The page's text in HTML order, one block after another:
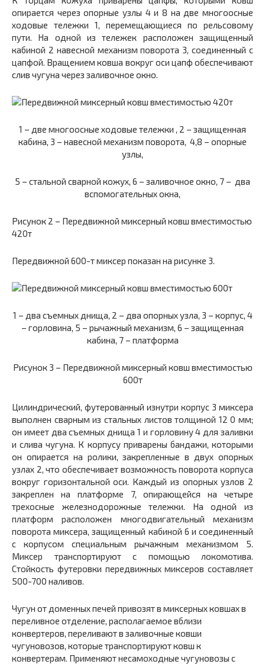
опирается через опорные узлы 4и8 на две многоосные
ходовые тележки 1, перемещающиеся по рельсовому
пути. На одной из тележек расположен защищенный
кабиной 2 навесной механизм поворота 3,соединенный с
цапфой. Вращением ковша вокруг оси цапф обеспечивают
слив чугуна через заливочное окно.
1 – две многоосные ходовые тележки , 2 – защищенная
кабина, 3 – навесной механизм поворота, 4,8 – опорные
узлы,
5 – стальной сварной кожух, 6 – заливочное окно, 7 – два
вспомогательных окна,
Рисунок 2 – Передвижной миксерный ковш вместимостью
420т
Передвижной 600-т миксер показан на рисунке 3.
1 – два съемных днища, 2 – два опорных узла, 3 – корпус, 4
– горловина, 5 – рычажный механизм, 6 – защищенная
кабина, 7 – платформа
Рисунок 3 – Передвижной миксерный ковш вместимостью
600т
Цилиндрический, футерованный изнутри корпус 3 миксера
выполнен сварным из стальных листов толщиной 12 0 мм;
он имеет два съемных днища 1 и горловину4 для заливки
и слива чугуна. К корпусу приварены бандажи, которыми
он опирается на ролики, закрепленные в двух опорных
узлах 2,что обеспечивает возможность поворота корпуса
вокруг горизонтальной оси. Каждый из опорных узлов 2
закреплен на платформе 7, опирающейся на четыре
трехосные железнодорожные тележки. На одной из
платформ расположен многодвигательный механизм
поворота миксера, защищенный кабиной 6 и соединенный
с корпусом специальным рычажным механизмом 5.
Миксер транспортируют с помощью локомотива.
Стойкость футеровки передвижных миксеров составляет
500-700 наливов.
Чугун от доменных печей привозят в миксерных ковшах в
переливное отделение, располагаемое вблизи
конвертеров, переливают в заливочные ковши
чугуновозов, которые транспортируют ковш к
конвертерам. Применяют несамоходные чугуновозы с